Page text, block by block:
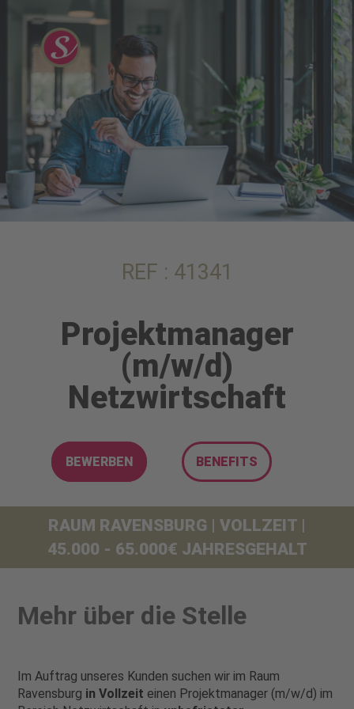
REF : 41341
Projektmanager
(m/w/d)
Netzwirtschaft
BEWERBEN BENEFITS
RAUM RAVENSBURG | VOLLZEIT |
45.000 - 65.000€ JAHRESGEHALT
Mehr über die Stelle
Im Auftrag unseres Kunden suchen wir im Raum
Ravensburg in Vollzeit einen Projektmanager (m/w/d) im